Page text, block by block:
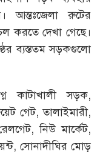
আন্তঃজেলা রুটের
করতে দেখা গেছে।
ব্যস্ততম সড়কগুলো
কাটাখালী সড়ক,
গেট, তালাইমারী,
নিউ মার্কেট,
সোনাদীঘির মোড়